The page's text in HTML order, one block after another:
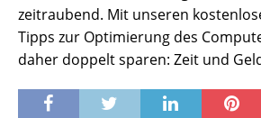
zeitraubend. Mit unseren
Tipps zur Optimierung des
daher doppelt sparen: Zeit und